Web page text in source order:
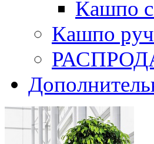
Кашпо
Кашпо